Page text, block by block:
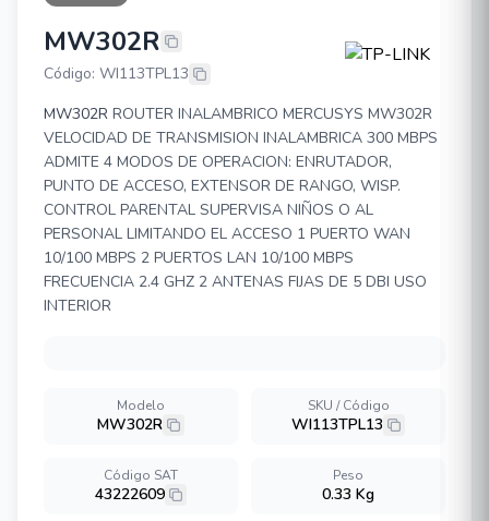
TP-LINK MW302R
MW302R
Código: WI113TPL13
MW302R ROUTER INALAMBRICO MERCUSYS MW302R
VELOCIDAD DE TRANSMISION INALAMBRICA 300 MBPS
ADMITE 4 MODOS DE OPERACION: ENRUTADOR,
PUNTO DE ACCESO, EXTENSOR DE RANGO, WISP.
CONTROL PARENTAL SUPERVISA NIÑOS O AL
PERSONAL LIMITANDO EL ACCESO 1 PUERTO WAN
10/100 MBPS 2 PUERTOS LAN 10/100 MBPS
FRECUENCIA 2.4 GHZ 2 ANTENAS FIJAS DE 5 DBI USO
INTERIOR
Modelo
MW302R
SKU / Código
WI113TPL13
Código SAT
43222609
Peso
0.33 Kg